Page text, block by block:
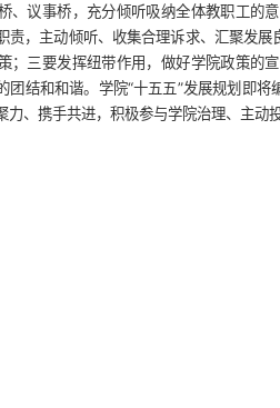
、议事桥，充分倾听吸纳全体教职工的
责，主动倾听、收集合理诉求、汇聚发
；三要发挥纽带作用，做好学院政策的
团结和和谐。学院“十五五”发展规划即
力、携手共进，积极参与学院治理、主动